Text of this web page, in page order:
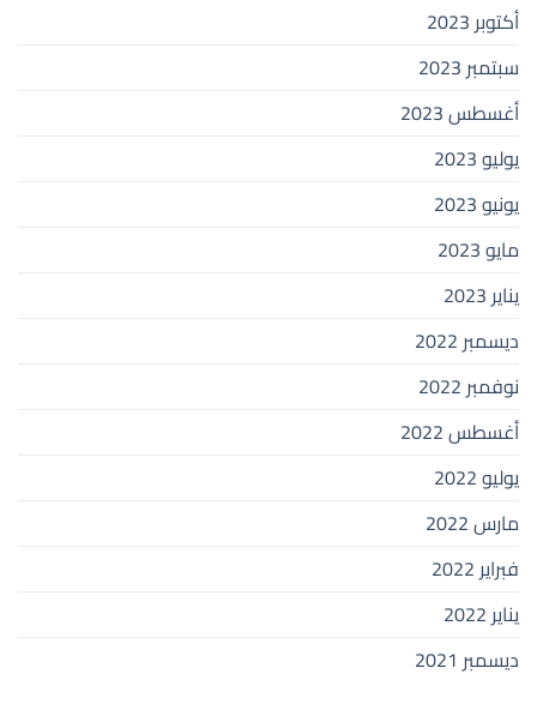
أكتوبر 2023
سبتمبر 2023
أغسطس 2023
يوليو 2023
يونيو 2023
مايو 2023
يناير 2023
ديسمبر 2022
نوفمبر 2022
أغسطس 2022
يوليو 2022
مارس 2022
فبراير 2022
يناير 2022
ديسمبر 2021